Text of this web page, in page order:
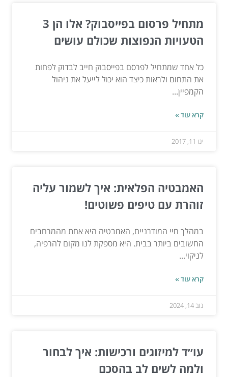
מתחיל פרסום בפייסבוק? אלו הן 3
הטעויות הנפוצות שכולם עושים
כל אחד שמתחיל לפרסם בפייסבוק חייב לבדוק לפחות
את התחום ולראות כיצד הוא יכול לייעל את ניהול
הקמפיין...
קרא עוד »
ינו 11, 2017
האמבטיה הפלאית: איך לשמור עליה
זוהרת עם טיפים פשוטים!
במהלך חיי המודרניים, האמבטיה היא אחת מהמרחבים
החשובים ביותר בבית. היא מספקת לנו מקום להרפיה,
לניקוי...
קרא עוד »
נוב 14, 2024
עו״ד למיזוגים ורכישות: איך לבחור
ולמה לשים לב בהסכם